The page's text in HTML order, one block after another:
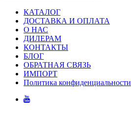
КАТАЛОГ
ДОСТАВКА И ОПЛАТА
О НАС
ДИЛЕРАМ
КОНТАКТЫ
БЛОГ
ОБРАТНАЯ СВЯЗЬ
ИМПОРТ
Политика конфиденциальности